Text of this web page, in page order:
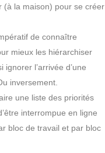
(à la maison) pour se créer
de connaître
mieux les hiérarchiser
l’arrivée d’une
inversement.
une liste des priorités
interrompue en ligne
bloc de travail et par bloc